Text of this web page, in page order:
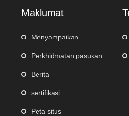
Maklumat
Menyampaikan
Perkhidmatan pasukan
Berita
sertifikasi
Peta situs